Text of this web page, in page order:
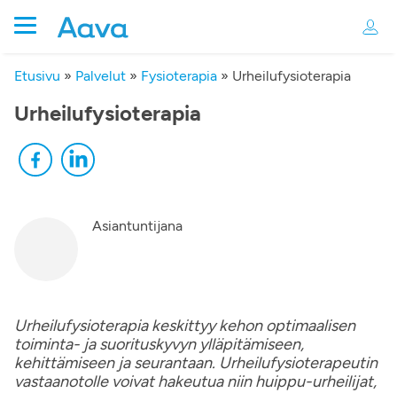
Etusivu » Palvelut » Fysioterapia » Urheilufysioterapia
Urheilufysioterapia
Asiantuntijana
Urheilufysioterapia keskittyy kehon optimaalisen
toiminta- ja suorituskyvyn ylläpitämiseen,
kehittämiseen ja seurantaan. Urheilufysioterapeutin
vastaanotolle voivat hakeutua niin huippu-urheilijat,